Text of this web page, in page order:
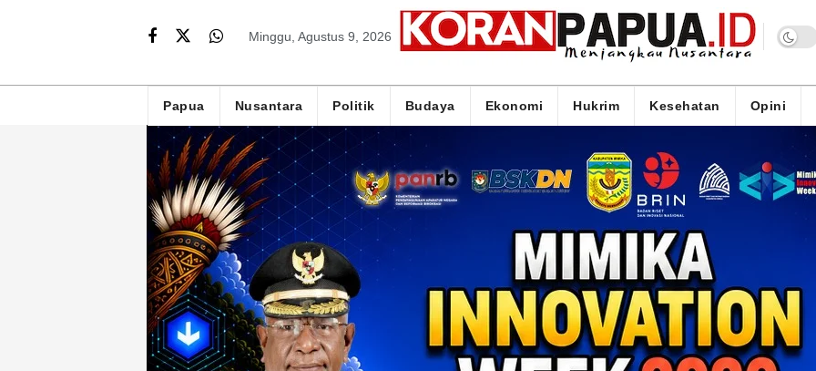
Minggu, Agustus 9, 2026
Papua Nusantara Politik Budaya Ekonomi Hukrim Kesehatan Opini